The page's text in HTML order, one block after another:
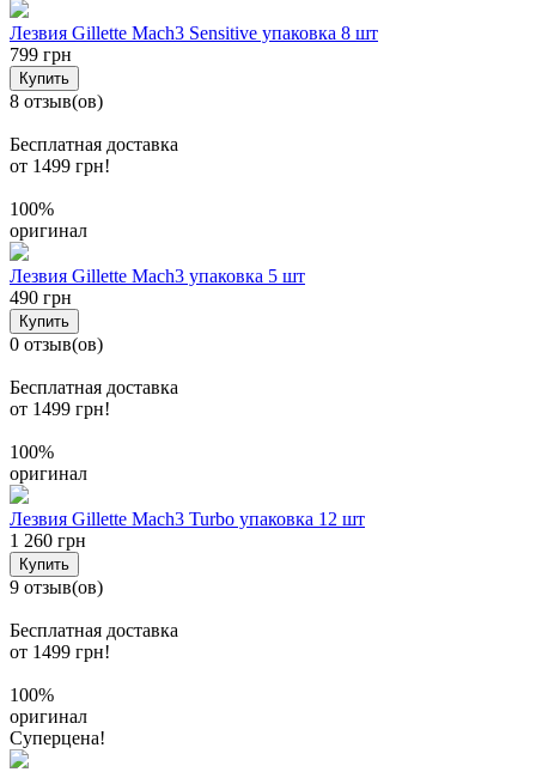
Лезвия Gillette Mach3 Sensitive упаковка 8 шт
799 грн
Купить
8 отзыв(ов)
Бесплатная доставка
от 1499 грн!
100%
оригинал
Лезвия Gillette Mach3 упаковка 5 шт
490 грн
Купить
0 отзыв(ов)
Бесплатная доставка
от 1499 грн!
100%
оригинал
Лезвия Gillette Mach3 Turbo упаковка 12 шт
1 260 грн
Купить
9 отзыв(ов)
Бесплатная доставка
от 1499 грн!
100%
оригинал
Суперцена!